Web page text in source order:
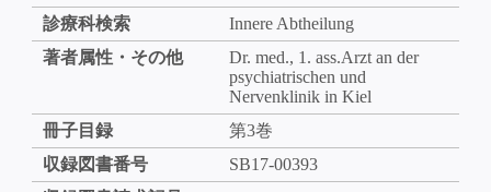
診療科検索
Innere Abtheilung
著者属性・その他
Dr. med., 1. ass.Arzt an der
psychiatrischen und
Nervenklinik in Kiel
冊子目録
第3巻
収録図書番号
SB17-00393